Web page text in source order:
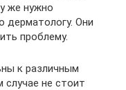
же нужно
дерматологу. Они
проблему.
к различным
не стоит